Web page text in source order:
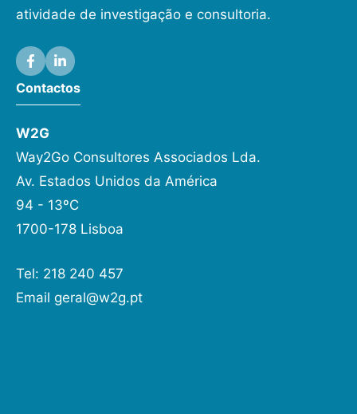
atividade de investigação e consultoria.
Contactos
W2G
Way2Go Consultores Associados Lda.
Av. Estados Unidos da América
94 - 13ºC
1700-178 Lisboa
Tel: 218 240 457
Email geral@w2g.pt